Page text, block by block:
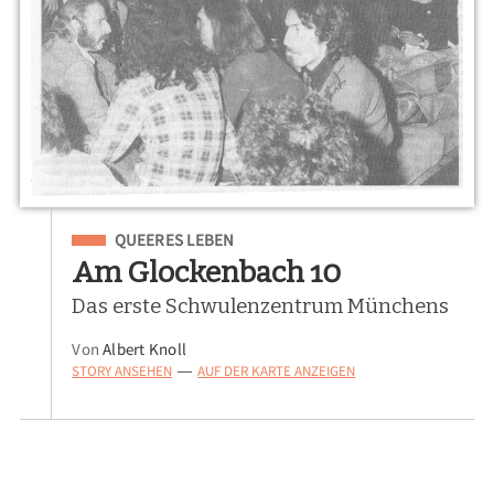
Eingeordnet unter
QUEERES LEBEN
Am Glockenbach 10
Das erste Schwulenzentrum Münchens
VonAlbert Knoll
STORY ANSEHEN — AUF DER KARTE ANZEIGEN